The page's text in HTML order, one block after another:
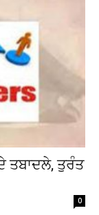
ਤਬਾਦਲੇ, ਤੁਰੰਤ
0